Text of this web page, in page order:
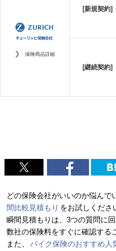
保険商品詳細
[新規契約]
[継続契約]
どの保険会社がいいのか悩んで
間比較見積もり をお試しくださ
瞬間見積もりは、3つの質問に
数社の保険料をすぐに確認する
また、
バイク保険のおすすめ人